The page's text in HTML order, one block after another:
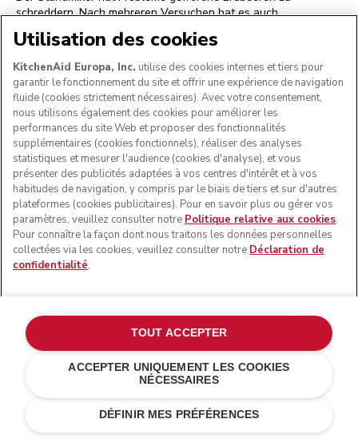
€ 309,00
Économies de
Utilisation des cookies
KitchenAid Europa, Inc. utilise des cookies internes et tiers pour
garantir le fonctionnement du site et offrir une expérience de navigation
fluide (cookies strictement nécessaires). Avec votre consentement,
nous utilisons également des cookies pour améliorer les
performances du site Web et proposer des fonctionnalités
supplémentaires (cookies fonctionnels), réaliser des analyses
statistiques et mesurer l'audience (cookies d'analyse), et vous
présenter des publicités adaptées à vos centres d'intérêt et à vos
habitudes de navigation, y compris par le biais de tiers et sur d'autres
plateformes (cookies publicitaires). Pour en savoir plus ou gérer vos
paramètres, veuillez consulter notre Politique relative aux cookies.
Pour connaître la façon dont nous traitons les données personnelles
collectées via les cookies, veuillez consulter notre Déclaration de
confidentialité.
DÉFINIR MES PRÉFÉRENCES
ACCEPTER UNIQUEMENT LES COOKIES
NÉCESSAIRES
TOUT ACCEPTER